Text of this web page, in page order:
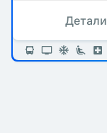
Детали